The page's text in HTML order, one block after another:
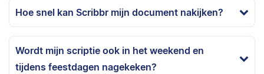
Hoe snel kan Scribbr mijn document nakijken?
Wordt mijn scriptie ook in het weekend en
tijdens feestdagen nagekeken?